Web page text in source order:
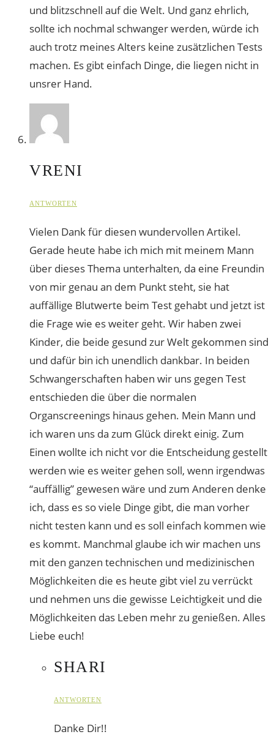
und blitzschnell auf die Welt. Und ganz ehrlich,
sollte ich nochmal schwanger werden, würde ich
auch trotz meines Alters keine zusätzlichen Tests
machen. Es gibt einfach Dinge, die liegen nicht in
unsrer Hand.
VRENI
ANTWORTEN
Vielen Dank für diesen wundervollen Artikel.
Gerade heute habe ich mich mit meinem Mann
über dieses Thema unterhalten, da eine Freundin
von mir genau an dem Punkt steht, sie hat
auffällige Blutwerte beim Test gehabt und jetzt ist
die Frage wie es weiter geht. Wir haben zwei
Kinder, die beide gesund zur Welt gekommen sind
und dafür bin ich unendlich dankbar. In beiden
Schwangerschaften haben wir uns gegen Test
entschieden die über die normalen
Organscreenings hinaus gehen. Mein Mann und
ich waren uns da zum Glück direkt einig. Zum
Einen wollte ich nicht vor die Entscheidung gestellt
werden wie es weiter gehen soll, wenn irgendwas
“auffällig” gewesen wäre und zum Anderen denke
ich, dass es so viele Dinge gibt, die man vorher
nicht testen kann und es soll einfach kommen wie
es kommt. Manchmal glaube ich wir machen uns
mit den ganzen technischen und medizinischen
Möglichkeiten die es heute gibt viel zu verrückt
und nehmen uns die gewisse Leichtigkeit und die
Möglichkeiten das Leben mehr zu genießen. Alles
Liebe euch!
SHARI
ANTWORTEN
Danke Dir!!